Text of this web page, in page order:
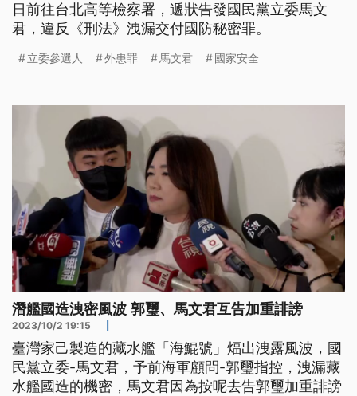
日前往台北高等檢察署，遞狀告發國民黨立委馬文
君，違反《刑法》洩漏交付國防秘密罪。
立委參選人 外患罪 馬文君 國家安全
潛艦國造洩密風波 郭璽、馬文君互告加重誹謗
2023/10/2 19:15
臺灣家己製造的藏水艦「海鯤號」煏出洩露風波，國
民黨立委-馬文君，予前海軍顧問-郭璽指控，洩漏藏
水艦國造的機密，馬文君因為按呢去告郭璽加重誹謗